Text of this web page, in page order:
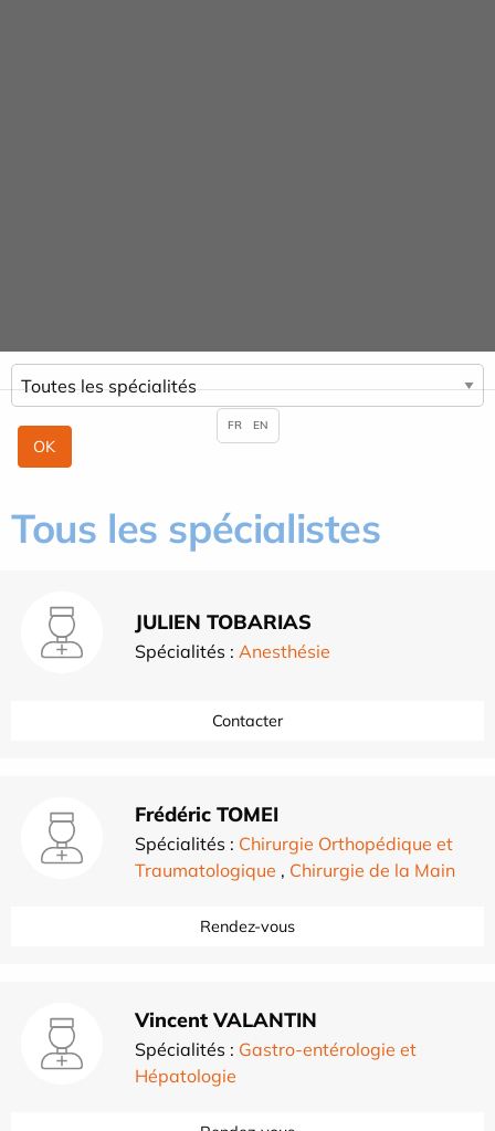
Tous les spécialistes
JULIEN TOBARIAS
Spécialités : Anesthésie
Contacter
Frédéric TOMEI
Spécialités : Chirurgie Orthopédique et
Traumatologique , Chirurgie de la Main
Rendez-vous
Vincent VALANTIN
Spécialités : Gastro-entérologie et
Hépatologie
FR EN